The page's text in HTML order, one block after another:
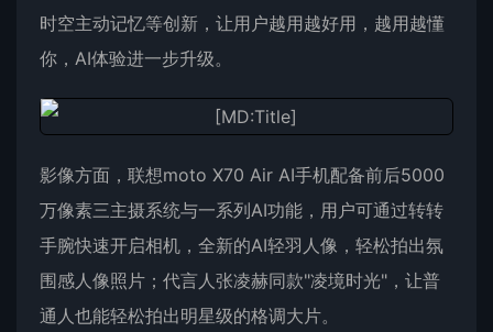
时空主动记忆等创新，让用户越用越好用，越用越懂
你，AI体验进一步升级。
影像方面，联想moto X70 Air AI手机配备前后5000
万像素三主摄系统与一系列AI功能，用户可通过转转
手腕快速开启相机，全新的AI轻羽人像，轻松拍出氛
围感人像照片；代言人张凌赫同款"凌境时光"，让普
通人也能轻松拍出明星级的格调大片。